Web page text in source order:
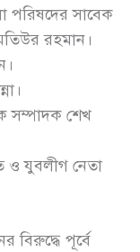
পরিষদের সাবেক
রহমান।
সম্পাদক শেখ
ও যুবলীগ নেতা
বিরুদ্ধে পূর্বে